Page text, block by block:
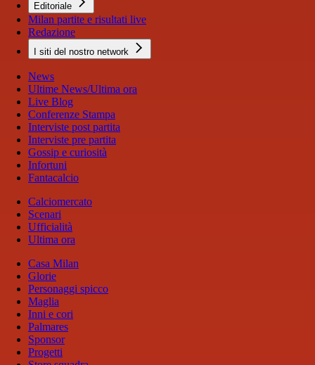
Editoriale
Milan partite e risultati live
Redazione
I siti del nostro network
News
Ultime News/Ultima ora
Live Blog
Conferenze Stampa
Interviste post partita
Interviste pre partita
Gossip e curiosità
Infortuni
Fantacalcio
Calciomercato
Scenari
Ufficialità
Ultima ora
Casa Milan
Glorie
Personaggi spicco
Maglia
Inni e cori
Palmares
Sponsor
Progetti